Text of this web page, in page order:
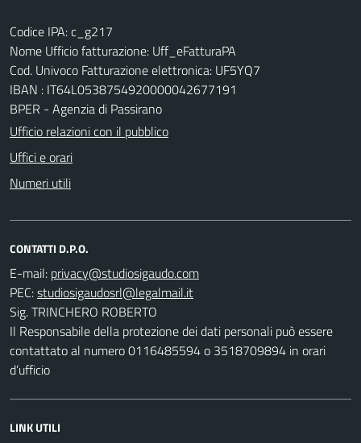
Codice IPA: c_g217
Nome Ufficio fatturazione: Uff_eFatturaPA
Cod. Univoco Fatturazione elettronica: UF5YQ7
IBAN : IT64L0538754920000042677191
BPER - Agenzia di Passirano
Ufficio relazioni con il pubblico
Uffici e orari
Numeri utili
CONTATTI D.P.O.
E-mail:
PEC:
Sig. TRINCHERO ROBERTO
Il Responsabile della protezione dei dati personali può essere
contattato al numero 0116485594 o 3518709894 in orari
d’ufficio
LINK UTILI